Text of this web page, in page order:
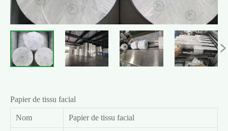

Papier de tissu facial
Nom Papier de tissu facial